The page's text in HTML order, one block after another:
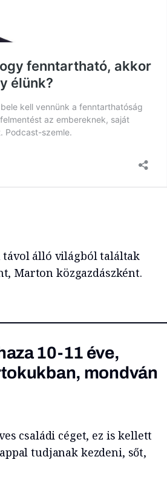
távol álló világból találtak
Marton közgazdászként.
10-11 éve,
mondván
családi céget, ez is kellett
tudjanak kezdeni, sőt,